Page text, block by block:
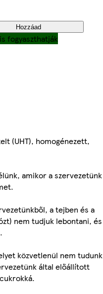
Hozzáad
fogyaszthatják
(UHT), homogénezett,
amikor a szervezetünk
a tejben és a
nem tudjuk lebontani, és
közvetlenül nem tudunk
által előállított